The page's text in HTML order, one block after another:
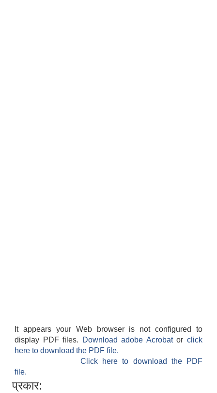
It appears your Web browser is not configured to
display PDF files.
Download adobe Acrobatorclick
here to download the PDF file.
Click here to download the PDF
file.
प्रकार: